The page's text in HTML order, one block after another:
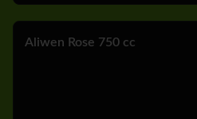
Aliwen Rose 750 cc